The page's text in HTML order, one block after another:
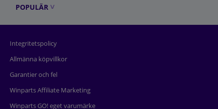
POPULÄR
Integritetspolicy
Allmänna köpvillkor
Garantier och fel
Winparts Affiliate Marketing
Winparts GO! eget varumärke